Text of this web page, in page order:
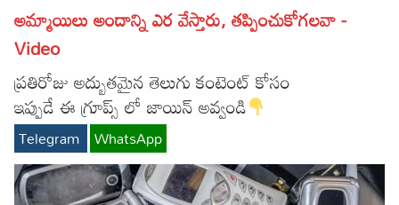
Christianity
Hinduism
Hindi
Lyrics in Hindi – Devotional Songs
Lyrics in Hindi – Movie Songs
Tamil
Lyrics in Tamil – Devotional Songs
Lyrics in Tamil – Movie Songs
Kannada
Lyrics in Kannada – Movie Songs
అమ్మాయిలు అందాన్ని ఎర వేస్తారు, తప్పించుకోగలవా -
Video
ప్రతిరోజు అద్బుతమైన తెలుగు కంటెంట్ కోసం
ఇప్పుడే ఈ గ్రూప్స్ లో జాయిన్ అవ్వండి
Telegram WhatsApp